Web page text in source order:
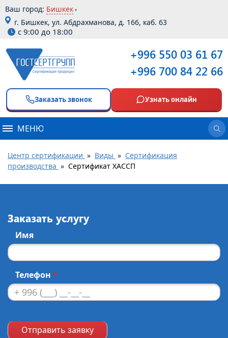
Ваш город: Бишкек
г. Бишкек, ул. Абдрахманова, д. 166, каб. 63
с 9:00 до 18:00
+996 550 03 61 67
+996 700 84 22 66
Заказать звонок Узнать онлайн
МЕНЮ
Центр сертификации » Виды » Сертификация
производства » Сертификат ХАССП
Заказать услугу
Имя
Телефон *
Отправить заявку